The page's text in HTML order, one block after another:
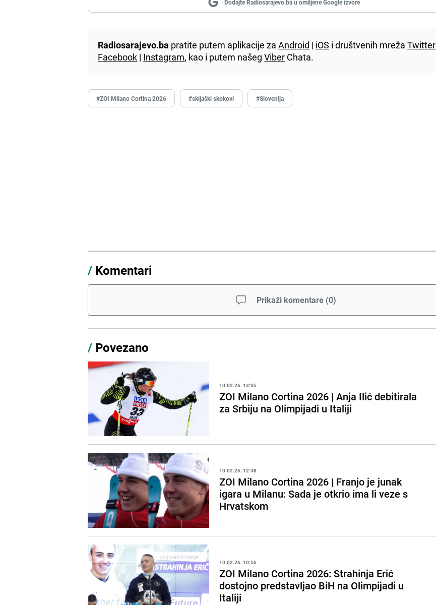
Dodajte Radiosarajevo.ba u omiljene Google izvore
Radiosarajevo.ba pratite putem aplikacije zaAndroid | iOS i društvenih mrežaTwitter
Facebook | Instagram, kao i putem našegViber Chata.
#ZOI Milano Cortina 2026 #skijaški skokovi #Slovenija
/ Komentari
Prikaži komentare (0)
/ Povezano
10.02.26. 13:05
ZOI Milano Cortina 2026 | Anja Ilić debitirala
za Srbiju na Olimpijadi u Italiji
10.02.26. 12:48
ZOI Milano Cortina 2026 | Franjo je junak
igara u Milanu: Sada je otkrio ima li veze s
Hrvatskom
10.02.26. 10:56
ZOI Milano Cortina 2026: Strahinja Erić
dostojno predstavljao BiH na Olimpijadi u
Italiji